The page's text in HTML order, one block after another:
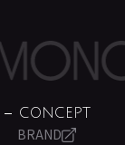
CONCEPT
BRAND